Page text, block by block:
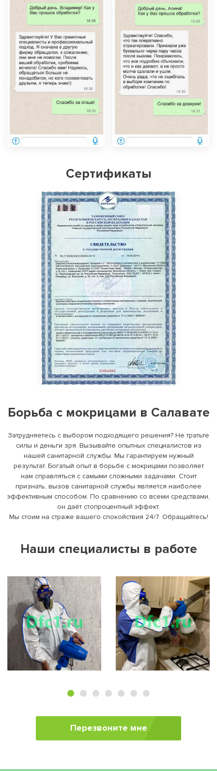
Сертификаты
Борьба с мокрицами в Салавате
Затрудняетесь с выбором подходящего решения? Не тратьте
силы и деньги зря. Вызывайте опытных специалистов из
нашей санитарной службы. Мы гарантируем нужный
результат. Богатый опыт в борьбе с мокрицами позволяет
нам справляться с самыми сложными задачами. Стоит
признать, вызов санитарной службы является наиболее
эффективным способом. По сравнению со всеми средствами,
он даёт стопроцентный эффект.
Мы стоим на страже вашего спокойствия 24/7. Обращайтесь!
Наши специалисты в работе
Перезвоните мне